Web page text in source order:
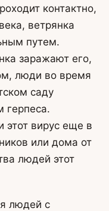
контактно,
ветрянка
путем.
заражают его,
люди во время
саду
герпеса.
этот вирус еще в
или дома от
людей этот
людей с